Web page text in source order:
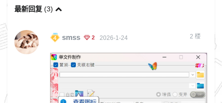
最新回复 (3)
smss 2 2026-1-24 2 楼